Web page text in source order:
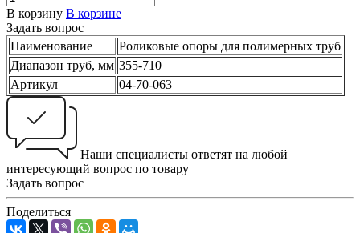
В корзину В корзине
Задать вопрос
Наименование
Роликовые опоры для полимерных труб
Диапазон труб, мм 355-710
Артикул
04-70-063
Наши специалисты ответят на любой
интересующий вопрос по товару
Задать вопрос
Поделиться